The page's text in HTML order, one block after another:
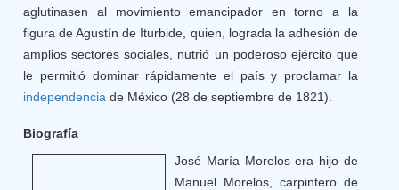
aglutinasen al movimiento emancipador en torno a la
figura de Agustín de Iturbide, quien, lograda la adhesión de
amplios sectores sociales, nutrió un poderoso ejército que
le permitió dominar rápidamente el país y proclamar la
independencia de México (28 de septiembre de 1821).
Biografía
José María Morelos era hijo de
Manuel Morelos, carpintero de